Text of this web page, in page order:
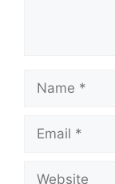
Name
Email
Website